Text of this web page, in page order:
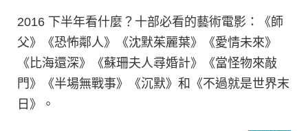
2016 下半年看什麼？十部必看的藝術電影：《師
父》《恐怖鄰人》《沈默茱麗葉》《愛情未來》
《比海還深》《蘇珊夫人尋婚計》《當怪物來敲
門》《半場無戰事》《沉默》和《不過就是世界末
日》。